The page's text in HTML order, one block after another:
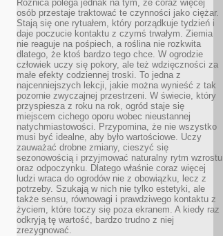
Różnica polega jednak na tym, że coraz więcej
osób przestaje traktować te czynności jako ciężar.
Stają się one rytuałem, który porządkuje tydzień i
daje poczucie kontaktu z czymś trwałym. Ziemia
nie reaguje na pośpiech, a roślina nie rozkwita
dlatego, że ktoś bardzo tego chce. W ogrodzie
człowiek uczy się pokory, ale też wdzięczności za
małe efekty codziennej troski. To jedna z
najcenniejszych lekcji, jakie można wynieść z tak
pozornie zwyczajnej przestrzeni. W świecie, który
przyspiesza z roku na rok, ogród staje się
miejscem cichego oporu wobec nieustannej
natychmiastowości. Przypomina, że nie wszystko
musi być idealne, aby było wartościowe. Uczy
zauważać drobne zmiany, cieszyć się
sezonowością i przyjmować naturalny rytm wzrostu
oraz odpoczynku. Dlatego właśnie coraz więcej
ludzi wraca do ogrodów nie z obowiązku, lecz z
potrzeby. Szukają w nich nie tylko estetyki, ale
także sensu, równowagi i prawdziwego kontaktu z
życiem, które toczy się poza ekranem. A kiedy raz
odkryją tę wartość, bardzo trudno z niej
zrezygnować.